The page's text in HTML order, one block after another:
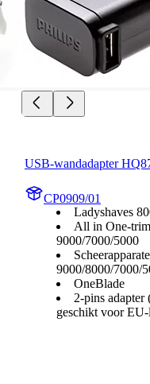
USB-wandadapter
CP0909/01
Ladyshaves
All in One-
9000/7000/5000
9000/8000/7000/
OneBlade
2-pins adapter
geschikt voor